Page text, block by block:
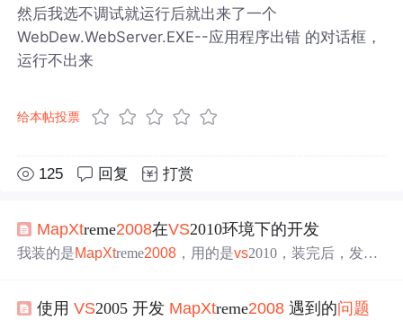
然后我选不调试就运行后就出来了一个
WebDew.WebServer.EXE--应用程序出错 的对话框，
运行不出来
给本帖投票
125 回复 打赏
MapXtreme2008在VS2010环境下的开发
我装的是MapXtreme2008 ，用的是vs2010，装完后，发现
发的，暂时不想换2008 ，.framework到时可以考虑降到3.5
使用VS2005 开发 MapXtreme2008 遇到的问题